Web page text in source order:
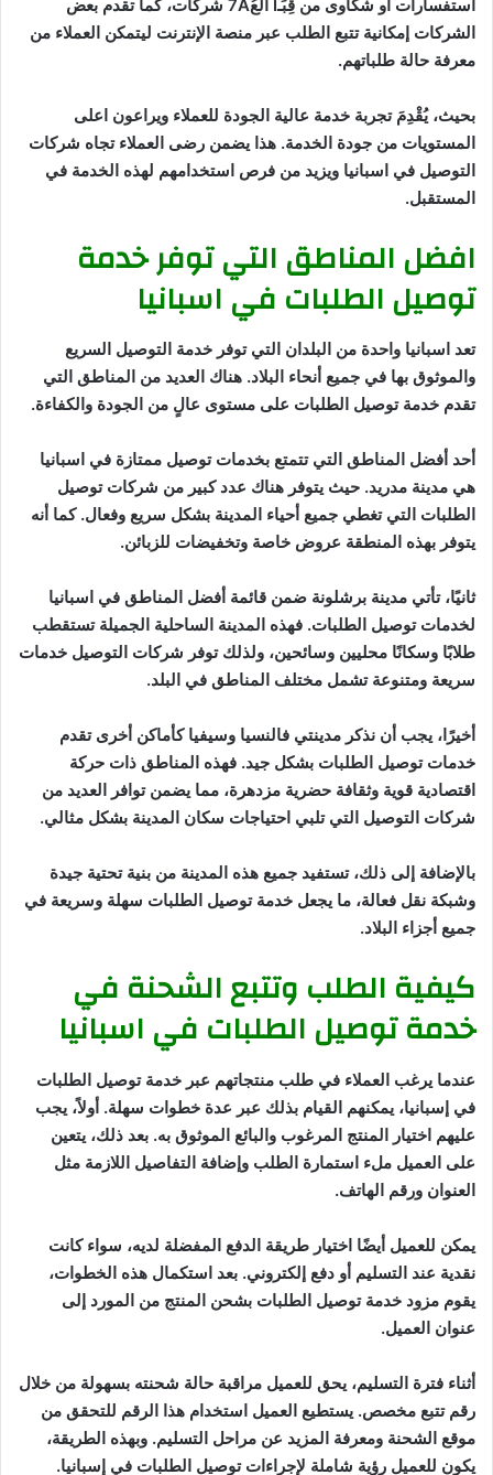
استفسارات أو شكاوى من قِبَـI‬ العُ‫7A‬ شركات، كما تقدم بعض
الشركات إمكانية تتبع الطلب عبر منصة الإنترنت ليتمكن العملاء من
معرفة حالة طلباتهم.
بحيث، يُقْدِمَ تجربة خدمة عالية الجودة للعملاء ويراعون اعلى
المستويات من جودة الخدمة. هذا يضمن رضى العملاء تجاه شركات
التوصيل في اسبانيا ويزيد من فرص استخدامهم لهذه الخدمة في
المستقبل.
افضل المناطق التي توفر خدمة
توصيل الطلبات في اسبانيا
تعد اسبانيا واحدة من البلدان التي توفر خدمة التوصيل السريع
والموثوق بها في جميع أنحاء البلاد. هناك العديد من المناطق التي
تقدم خدمة توصيل الطلبات على مستوى عالٍ من الجودة والكفاءة.
أحد أفضل المناطق التي تتمتع بخدمات توصيل ممتازة في اسبانيا
هي مدينة مدريد. حيث يتوفر هناك عدد كبير من شركات توصيل
الطلبات التي تغطي جميع أحياء المدينة بشكل سريع وفعال. كما أنه
يتوفر بهذه المنطقة عروض خاصة وتخفيضات للزبائن.
ثانيًا، تأتي مدينة برشلونة ضمن قائمة أفضل المناطق في اسبانيا
لخدمات توصيل الطلبات. فهذه المدينة الساحلية الجميلة تستقطب
طلابًا وسكانًا محليين وسائحين، ولذلك توفر شركات التوصيل خدمات
سريعة ومتنوعة تشمل مختلف المناطق في البلد.
أخيرًا، يجب أن نذكر مدينتي فالنسيا وسيفيا كأماكن أخرى تقدم
خدمات توصيل الطلبات بشكل جيد. فهذه المناطق ذات حركة
اقتصادية قوية وثقافة حضرية مزدهرة، مما يضمن توافر العديد من
شركات التوصيل التي تلبي احتياجات سكان المدينة بشكل مثالي.
بالإضافة إلى ذلك، تستفيد جميع هذه المدينة من بنية تحتية جيدة
وشبكة نقل فعالة، ما يجعل خدمة توصيل الطلبات سهلة وسريعة في
جميع أجزاء البلاد.
كيفية الطلب وتتبع الشحنة في
خدمة توصيل الطلبات في اسبانيا
عندما يرغب العملاء في طلب منتجاتهم عبر خدمة توصيل الطلبات
في إسبانيا، يمكنهم القيام بذلك عبر عدة خطوات سهلة. أولاً، يجب
عليهم اختيار المنتج المرغوب والبائع الموثوق به. بعد ذلك، يتعين
على العميل ملء استمارة الطلب وإضافة التفاصيل اللازمة مثل
العنوان ورقم الهاتف.
يمكن للعميل أيضًا اختيار طريقة الدفع المفضلة لديه، سواء كانت
نقدية عند التسليم أو دفع إلكتروني. بعد استكمال هذه الخطوات،
يقوم مزود خدمة توصيل الطلبات بشحن المنتج من المورد إلى
عنوان العميل.
أثناء فترة التسليم، يحق للعميل مراقبة حالة شحنته بسهولة من خلال
رقم تتبع مخصص. يستطيع العميل استخدام هذا الرقم للتحقق من
موقع الشحنة ومعرفة المزيد عن مراحل التسليم. وبهذه الطريقة،
يكون للعميل رؤية شاملة لإجراءات توصيل الطلبات في إسبانيا.